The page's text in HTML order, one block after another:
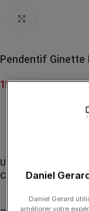
Pendentif Ginette
150.00€
UGS :
Catégories : Charm,
Daniel
Daniel Gerard
améliorer votre